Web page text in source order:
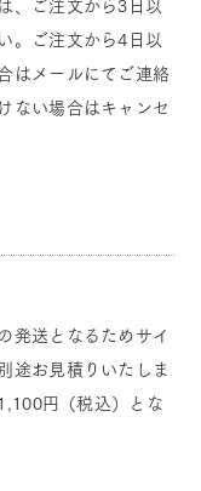
、ご注文から3日以
。ご注文から4日以
はメールにてご連絡
ない場合はキャンセ
発送となるためサイ
途お見積りいたしま
円（税込）とな